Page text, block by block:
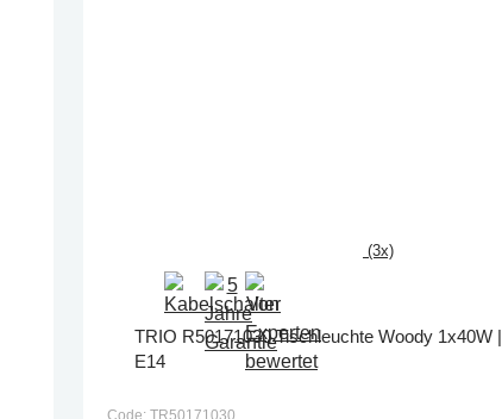
(3x)
TRIO R50171030 Tischleuchte Woody 1x40W |
E14
Code: TR50171030